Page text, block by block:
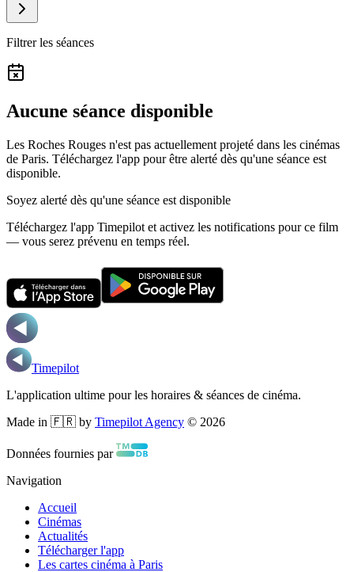
Filtrer les séances
Aucune séance disponible
Les Roches Rouges n'est pas actuellement projeté dans les cinémas
de Paris. Téléchargez l'app pour être alerté dès qu'une séance est
disponible.
Soyez alerté dès qu'une séance est disponible
Téléchargez l'app Timepilot et activez les notifications pour ce film
— vous serez prévenu en temps réel.
Timepilot
L'application ultime pour les horaires & séances de cinéma.
Made in 🇫🇷 by Timepilot Agency © 2026
Données fournies par
Navigation
Accueil
Cinémas
Actualités
Télécharger l'app
Les cartes cinéma à Paris